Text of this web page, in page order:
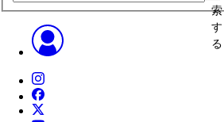
索
す
る